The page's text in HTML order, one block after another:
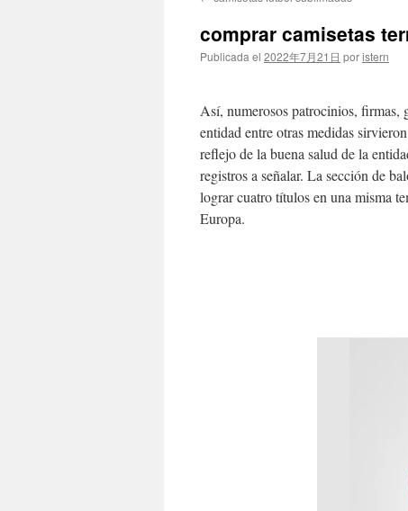
contenido
comprar camisetas
Publicada el 2022年7月21日 poristern
Así, numerosos patrocinios, firmas,
entidad entre otras medidas
reflejo de la buena salud de la
registros a señalar. La sección de
lograr cuatro títulos en una misma
Europa.